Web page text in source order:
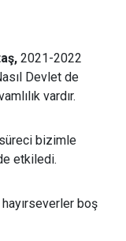
2021-2022
Devlet de
vardır.
bizimle
etkiledi.
boş